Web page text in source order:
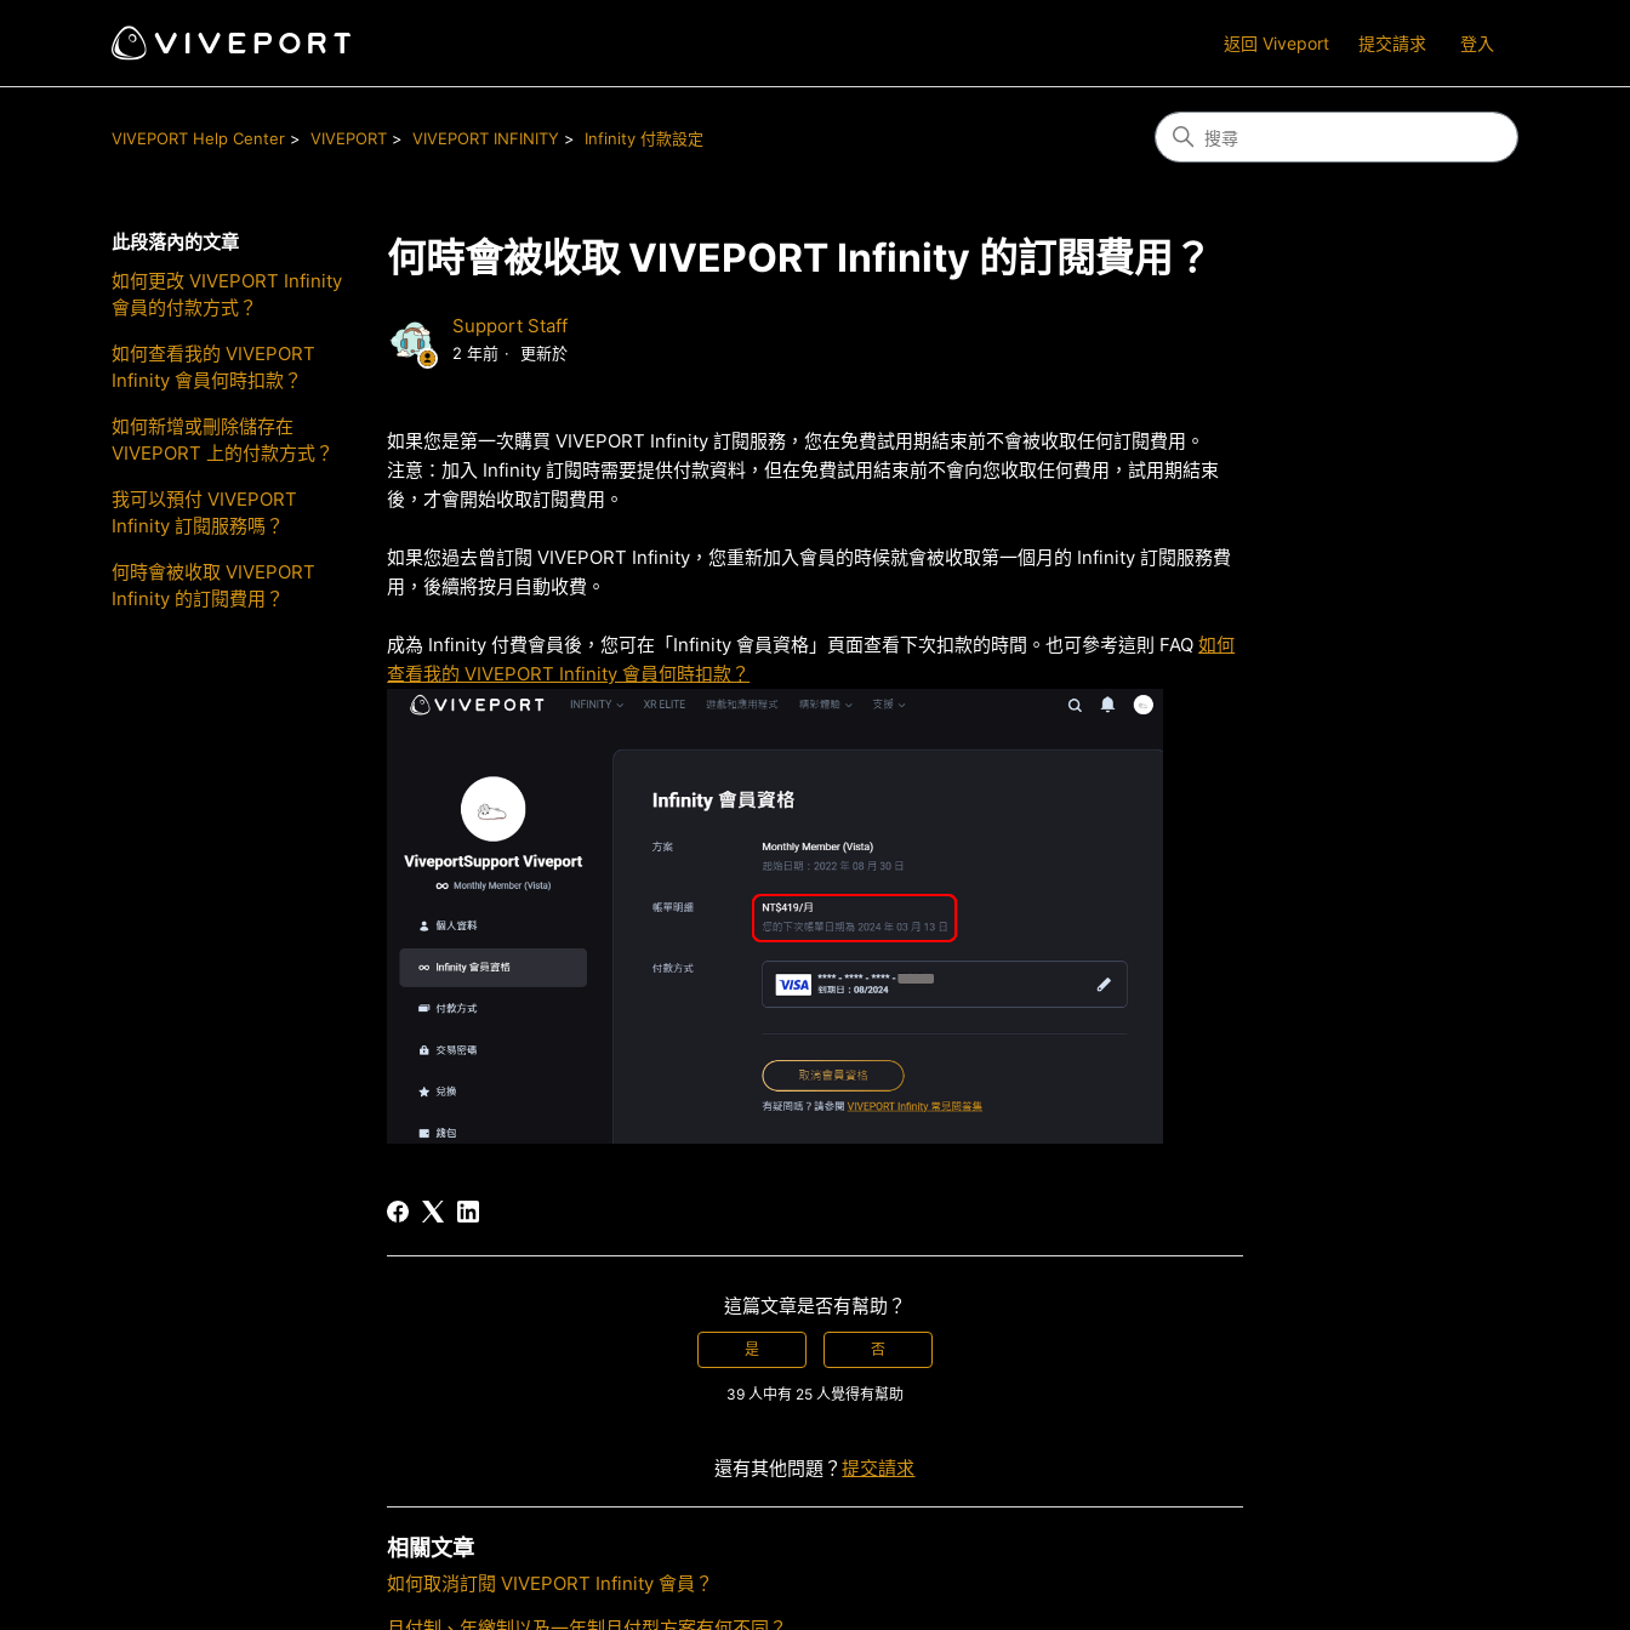
返回 Viveport 提交請求 登入
VIVEPORT Help Center VIVEPORT VIVEPORT INFINITY Infinity 付款設定
此段落內的文章
如何更改 VIVEPORT Infinity
會員的付款方式？
如何查看我的 VIVEPORT
Infinity 會員何時扣款？
如何新增或刪除儲存在
VIVEPORT 上的付款方式？
我可以預付 VIVEPORT
Infinity 訂閱服務嗎？
何時會被收取 VIVEPORT
Infinity 的訂閱費用？
何時會被收取 VIVEPORT Infinity 的訂閱費用？
Support Staff
2 年前 更新於
如果您是第一次購買 VIVEPORT Infinity 訂閱服務，您在免費試用期結束前不會被收取任何訂閱費用。
注意：加入 Infinity 訂閱時需要提供付款資料，但在免費試用結束前不會向您收取任何費用，試用期結束
後，才會開始收取訂閱費用。
如果您過去曾訂閱 VIVEPORT Infinity，您重新加入會員的時候就會被收取第一個月的 Infinity 訂閱服務費
用，後續將按月自動收費。
成為 Infinity 付費會員後，您可在「Infinity 會員資格」頁面查看下次扣款的時間。也可參考這則 FAQ如何
查看我的 VIVEPORT Infinity 會員何時扣款？
這篇文章是否有幫助？
是 否
39 人中有 25 人覺得有幫助
還有其他問題？提交請求
相關文章
如何取消訂閱 VIVEPORT Infinity 會員？